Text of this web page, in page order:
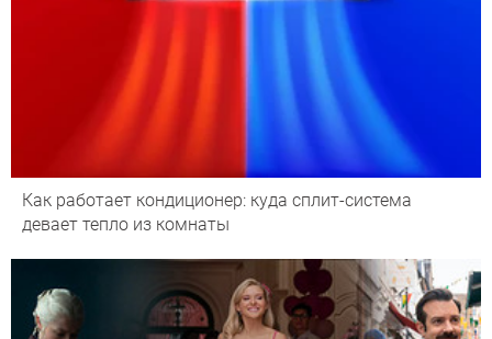
Как работает кондиционер: куда сплит-система
девает тепло из комнаты